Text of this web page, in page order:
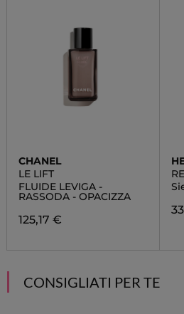
CHANEL
LE LIFT
FLUIDE LEVIGA -
RASSODA - OPACIZZA
125,17 €
CONSIGLIATI PER TE